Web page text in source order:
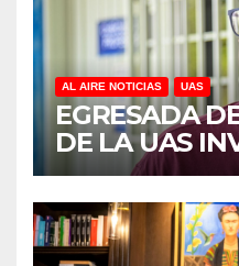
AL AIRE NOTICIAS UAS
EGRESADA
DE LA UAS
ANTICIPADO
EN
ADULTOS